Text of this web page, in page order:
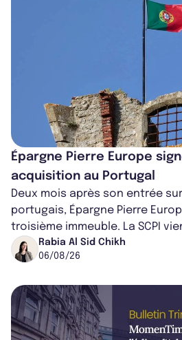
Épargne Pierre Europe
acquisition au Portugal
Deux mois après son entrée
portugais, Épargne Pierre
troisième immeuble. La SCPI
dans le centre du pays, un
Rabia Al Sid Chikh
06/08/26